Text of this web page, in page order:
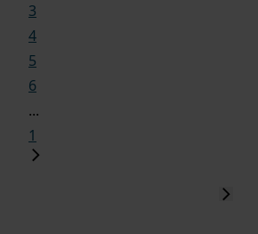
3
4
5
6
...
1